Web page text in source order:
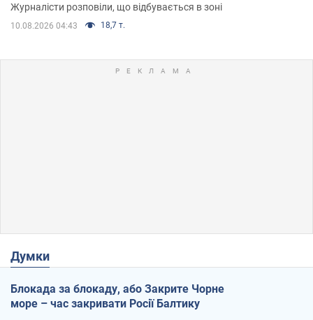
Журналісти розповіли, що відбувається в зоні
10.08.2026 04:43 18,7 т.
Думки
Блокада за блокаду, або Закрите Чорне
море – час закривати Росії Балтику